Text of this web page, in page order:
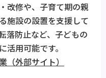
改修や、子育て期の親
施設の設置を支援して
落防止など、子どもの
用可能です。
（外部サイト）